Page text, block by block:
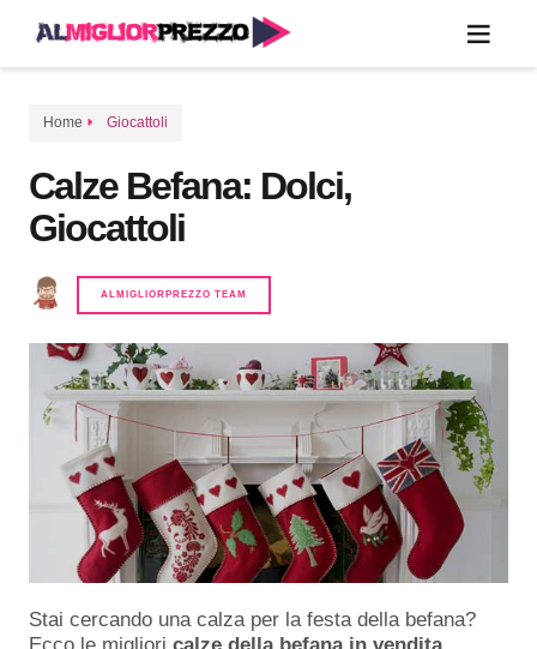
Home Giocattoli
Calze Befana: Dolci,
Giocattoli
ALMIGLIORPREZZO TEAM
Stai cercando una calza per la festa della befana?
Ecco le migliori calze della befana in vendita